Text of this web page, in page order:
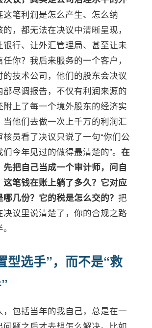
这笔利润是怎么产生、怎么纳
，都无法在决议中清晰呈现，
银行、让外汇管理局、甚至让未
你？我后来服务的一个客户，
的技术公司，他们的股东会决议
部尽调报告，不仅有利润来源的
附上了每一个境外股东的经济实
当他们去做一次上千万的利润汇
员看了决议只说了一句“你们公
今年见过的做得最清楚的”。在
先把自己当成一个审计师，问自
这笔钱在账上躺了多久？它对应
哪几份？它的税是怎么交的？把
决议里说清楚了，你的合规之路
型选手”，而不是“救
，包括当年的我自己，总是在一